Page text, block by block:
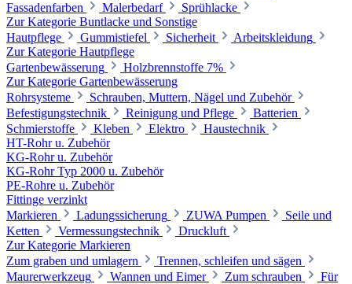
Fassadenfarben
Malerbedarf
Sprühlacke
Zur Kategorie Buntlacke und Sonstige
Hautpflege
Gummistiefel Sicherheit
Arbeitskleidung
Zur Kategorie Hautpflege
Gartenbewässerung
Holzbrennstoffe 7%
Zur Kategorie Gartenbewässerung
Rohrsysteme
Schrauben, Muttern, Nägel und Zubehör
Befestigungstechnik
Reinigung und Pflege
Batterien
Schmierstoffe
Kleben Elektro
Haustechnik
HT-Rohr u. Zubehör
KG-Rohr u. Zubehör
KG-Rohr Typ 2000 u. Zubehör
PE-Rohre u. Zubehör
Fittinge verzinkt
Markieren
Ladungssicherung ZUWA Pumpen
Seile und
Ketten
Vermessungstechnik
Druckluft
Zur Kategorie Markieren
Zum graben und umlagern
Trennen, schleifen und sägen
Maurerwerkzeug
Wannen und Eimer Zum schrauben
Für